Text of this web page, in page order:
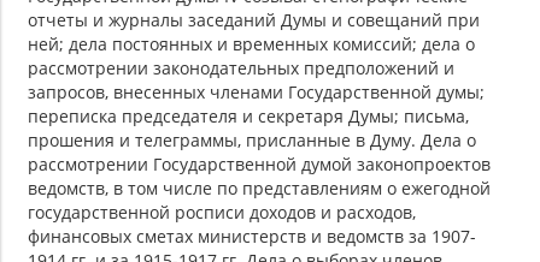
отчеты и журналы заседаний Думы и совещаний при
ней; дела постоянных и временных комиссий; дела о
рассмотрении законодательных предположений и
запросов, внесенных членами Государственной думы;
переписка председателя и секретаря Думы; письма,
прошения и телеграммы, присланные в Думу. Дела о
рассмотрении Государственной думой законопроектов
ведомств, в том числе по представлениям о ежегодной
государственной росписи доходов и расходов,
финансовых сметах министерств и ведомств за 1907-